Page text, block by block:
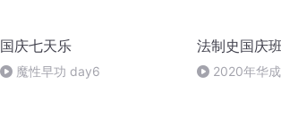
国庆七天乐
魔性早功 day6
法制史国庆
2020年华